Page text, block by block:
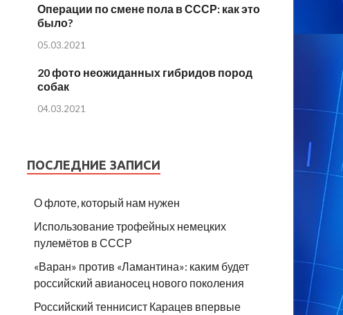
Операции по смене пола в СССР: как это
было?
05.03.2021
20 фото неожиданных гибридов пород
собак
04.03.2021
ПОСЛЕДНИЕ ЗАПИСИ
О флоте, который нам нужен
Использование трофейных немецких
пулемётов в СССР
«Варан» против «Ламантина»: каким будет
российский авианосец нового поколения
Российский теннисист Карацев впервые